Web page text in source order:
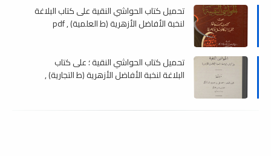
تحميل كتاب الحواشي النقية على كتاب البلاغة
لنخبة الأفاضل الأزهرية (ط العلمية) , pdf
تحميل كتاب الحواشي النقية ؛ على كتاب
البلاغة لنخبة الأفاضل الأزهرية (ط التجارية) ,